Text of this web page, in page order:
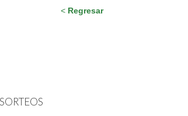
< Regresar